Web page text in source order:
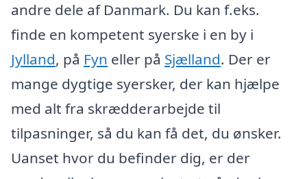
andre dele af Danmark. Du kan f.eks.
finde en kompetent syerske i en by i
Jylland, på Fyn eller på Sjælland. Der er
mange dygtige syersker, der kan hjælpe
med alt fra skrædderarbejde til
tilpasninger, så du kan få det, du ønsker.
Uanset hvor du befinder dig, er der